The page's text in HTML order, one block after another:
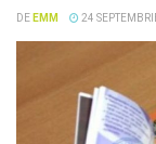
DE EMM 24